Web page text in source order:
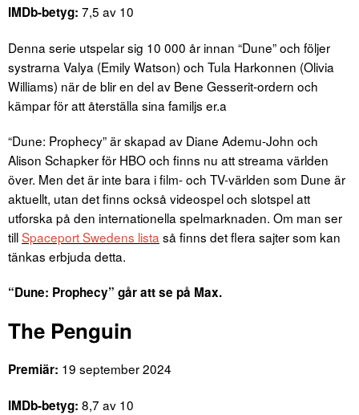
IMDb-betyg: 7,5 av 10
Denna serie utspelar sig 10 000 år innan “Dune” och följer
systrarna Valya (Emily Watson) och Tula Harkonnen (Olivia
Williams) när de blir en del av Bene Gesserit-ordern och
kämpar för att återställa sina familjs er.a
“Dune: Prophecy” är skapad av Diane Ademu-John och
Alison Schapker för HBO och finns nu att streama världen
över. Men det är inte bara i film- och TV-världen som Dune är
aktuellt, utan det finns också videospel och slotspel att
utforska på den internationella spelmarknaden. Om man ser
tillSpaceport Swedens lista så finns det flera sajter som kan
tänkas erbjuda detta.
“Dune: Prophecy” går att se på Max.
The Penguin
Premiär: 19 september 2024
IMDb-betyg: 8,7 av 10